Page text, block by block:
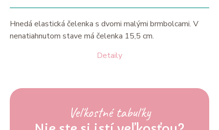
Detaily
Hnedá elastická čelenka s dvomi malými brmbolcami. V
nenatiahnutom stave má čelenka 15,5 cm.
Veľkostné tabuľky